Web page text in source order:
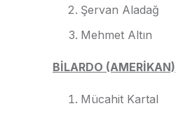
Şervan Aladağ
Mehmet Altın
BİLARDO (AMERİKAN)
Mücahit Kartal